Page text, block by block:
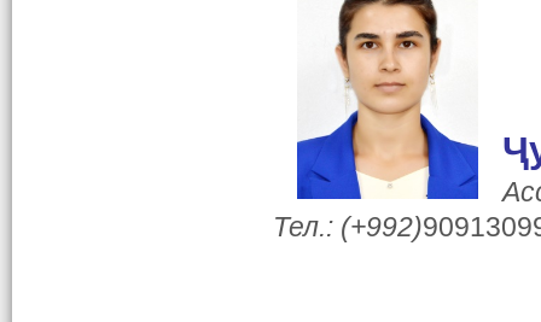
Тел.: (+992)